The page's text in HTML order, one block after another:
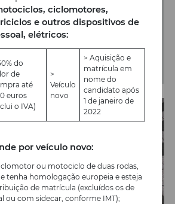
ciclomotores,
e outros dispositivos de
elétricos:
do
de
até
euros
o IVA)
>
Veículo
novo
> Aquisição e
matrícula em
nome do
candidato após
1 de janeiro de
2022
por veículo novo:
ou motociclo de duas rodas,
tenha homologação europeia e esteja
de matrícula (excluídos os de
ou com sidecar, conforme IMT);
lançou, no passado dia 1 de
“Verão 100 Preocupações”
Portugal.